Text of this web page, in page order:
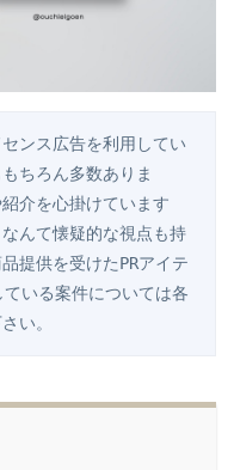
ンス広告を利用してい
ちろん多数ありま
介を心掛けています
んて懐疑的な視点も持
提供を受けたPRアイテ
いる案件については各
い。